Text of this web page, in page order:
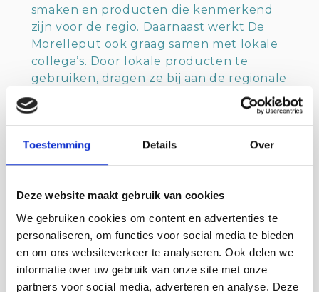
Toestemming Details Over
Deze website maakt gebruik van cookies
We gebruiken cookies om content en advertenties te
personaliseren, om functies voor social media te bieden
en om ons websiteverkeer te analyseren. Ook delen we
informatie over uw gebruik van onze site met onze
partners voor social media, adverteren en analyse. Deze
smaken en producten die kenmerkend
zijn voor de regio. Daarnaast werkt De
Morelleput ook graag samen met lokale
collega’s. Door lokale producten te
gebruiken, dragen ze bij aan de regionale
economie en benadrukken ze de
eigenheid van de streek.
Unieke ervaring
De Morelleput speelt in op de vraag van
producten aan te bieden, waar mogelijk
en haalbaar. Ze luisteren naar de wensen
van hun doelgroep, die bestaat uit
rustzoekers, natuurliefhebbers, senioren
en jonge volwassenen met jonge
kinderen. Bij De Morelleput draait alles